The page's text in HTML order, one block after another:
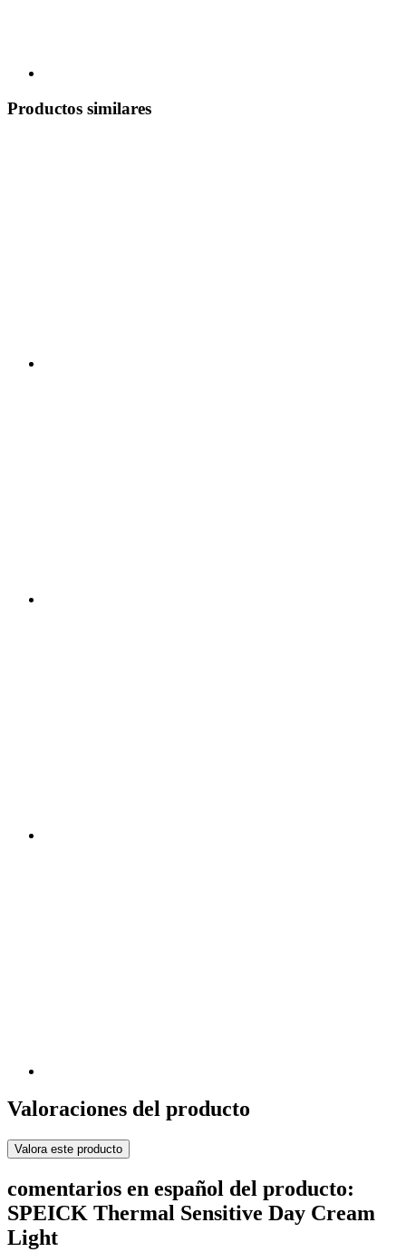
Productos similares
Valoraciones del producto
Valora este producto
comentarios en español del producto:
SPEICK Thermal Sensitive Day Cream
Light